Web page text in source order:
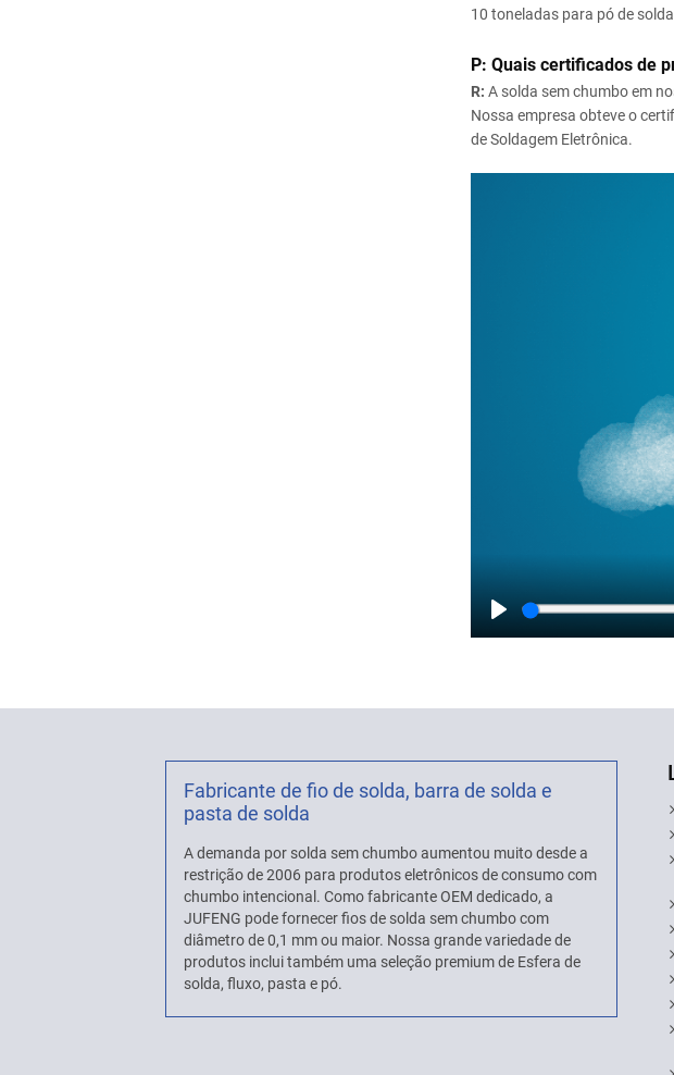
10 toneladas para pó de
P: Quais certificados de
R: A solda sem chumbo em
Nossa empresa obteve o
de Soldagem Eletrônica.
Fabricante de fio de solda, barra de solda e
pasta de solda
A demanda por solda sem chumbo aumentou muito desde a
restrição de 2006 para produtos eletrônicos de consumo com
chumbo intencional. Como fabricante OEM dedicado, a
JUFENG pode fornecer fios de solda sem chumbo com
diâmetro de 0,1 mm ou maior. Nossa grande variedade de
produtos inclui também uma seleção premium de Esfera de
solda, fluxo, pasta e pó.